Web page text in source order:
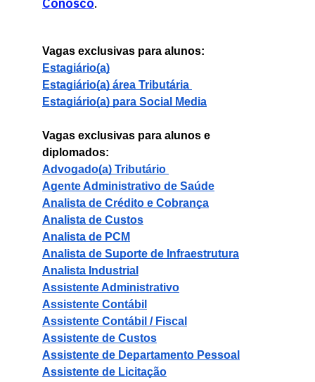
Conosco.
Vagas exclusivas para alunos:
Estagiário(a)
Estagiário(a) área Tributária
Estagiário(a) para Social Media
Vagas exclusivas para alunos e
diplomados:
Advogado(a) Tributário
Agente Administrativo de Saúde
Analista de Crédito e Cobrança
Analista de Custos
Analista de PCM
Analista de Suporte de Infraestrutura
Analista Industrial
Assistente Administrativo
Assistente Contábil
Assistente Contábil / Fiscal
Assistente de Custos
Assistente de Departamento Pessoal
Assistente de Licitação